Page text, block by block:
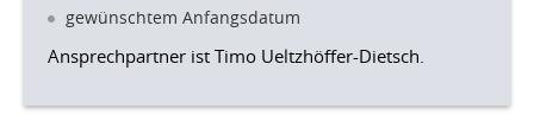
gewünschtem Anfangsdatum
Ansprechpartner ist Timo Ueltzhöffer-Dietsch.